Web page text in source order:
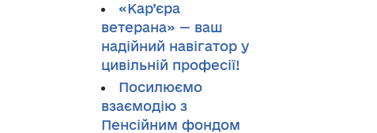
«Кар’єра
ветерана» — ваш
надійний навігатор у
цивільній професії!
Посилюємо
взаємодію з
Пенсійним фондом